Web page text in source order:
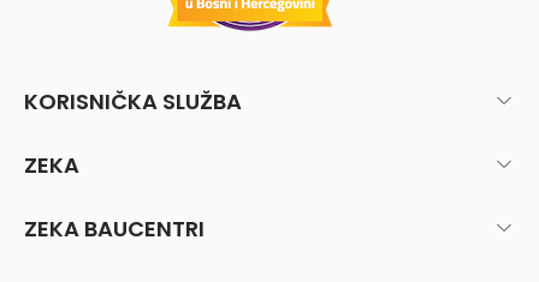
KORISNIČKA SLUŽBA
ZEKA
ZEKA BAUCENTRI